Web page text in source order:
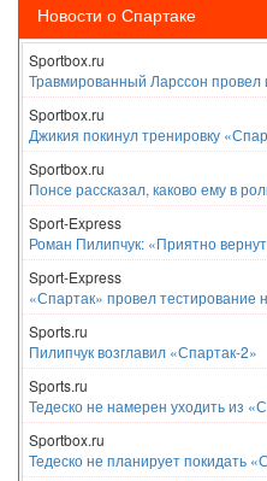
Новости о Спартаке
Sportbox.ru
Травмированный Ларссон
Sportbox.ru
Джикия покинул тренировку
Sportbox.ru
Понсе рассказал, каково ему в
Sport-Express
Роман Пилипчук: «Приятно
Sport-Express
«Спартак» провел
Sports.ru
Пилипчук возглавил «Спартак-2»
Sports.ru
Тедеско не намерен уходить из
Sportbox.ru
Тедеско не планирует покидать